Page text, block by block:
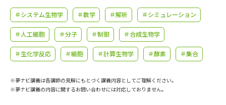
学問のミニ講義「夢ナビ講義」 学問分野解説
学問の教科書 夢ナビライブ
ユーザーサポート
＃システム生物学 ＃数学 ＃解析 ＃シミュレーション
＃人工細胞 ＃分子 ＃制御 ＃合成生物学
＃生化学反応 ＃細胞 ＃計算生物学 ＃酵素 ＃集合
※夢ナビ講義は各講師の見解にもとづく講義内容としてご理解ください。
※夢ナビ講義の内容に関するお問い合わせには対応しておりません。